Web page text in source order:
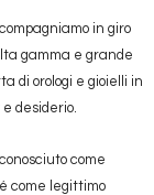
in giro
gamma e grande
di orologi e gioielli in
desiderio.
come
come legittimo